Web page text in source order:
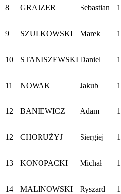
8 GRAJZER Sebastian
9 SZULKOWSKI Marek
10 STANISZEWSKI Daniel
11 NOWAK Jakub
12 BANIEWICZ Adam
12 CHORUŻYJ Siergiej
13 KONOPACKI Michał
14 MALINOWSKI Ryszard